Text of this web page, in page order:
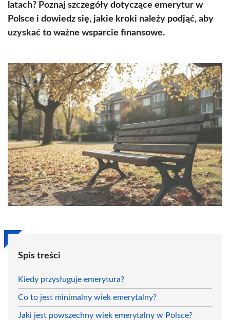
latach? Poznaj szczegóły dotyczące emerytur w
Polsce i dowiedz się, jakie kroki należy podjąć, aby
uzyskać to ważne wsparcie finansowe.
Spis treści
Kiedy przysługuje emerytura?
Co to jest minimalny wiek emerytalny?
Jaki jest powszechny wiek emerytalny w Polsce?